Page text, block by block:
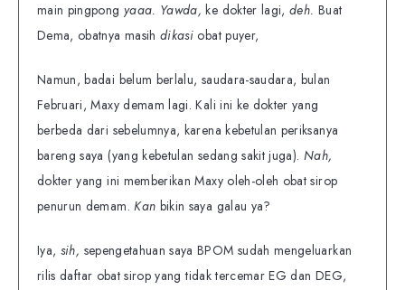
main pingpong yaaa. Yawda,ke dokter lagi,deh. Buat
Dema, obatnya masih dikasiobat puyer,
Namun, badai belum berlalu, saudara-saudara, bulan
Februari, Maxy demam lagi. Kali ini ke dokter yang
berbeda dari sebelumnya, karena kebetulan periksanya
bareng saya (yang kebetulan sedang sakit juga). Nah,
dokter yang ini memberikan Maxy oleh-oleh obat sirop
penurun demam.Kan bikin saya galau ya?
Iya, sih, sepengetahuan saya BPOM sudah mengeluarkan
rilis daftar obat sirop yang tidak tercemar EG dan DEG,